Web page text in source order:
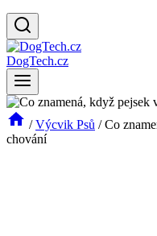
DogTech.cz
/ Výcvik Psů / Co
chování